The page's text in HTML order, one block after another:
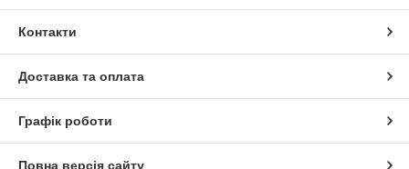
Контакти
Доставка та оплата
Графік роботи
Повна версія сайту